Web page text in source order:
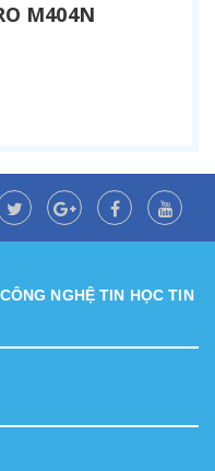
M404N
NGHỆ TIN HỌC TIN